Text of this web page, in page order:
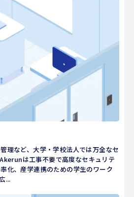
理など、大学・学校法人では万全なセ
は工事不要で高度なセキュリテ
化、産学連携のための学生のワーク
...